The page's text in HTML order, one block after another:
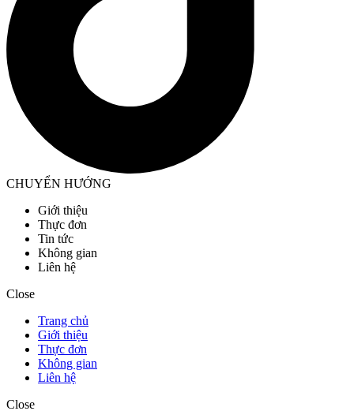
CHUYỂN HƯỚNG
Giới thiệu
Thực đơn
Tin tức
Không gian
Liên hệ
Close
Trang chủ
Giới thiệu
Thực đơn
Không gian
Liên hệ
Close